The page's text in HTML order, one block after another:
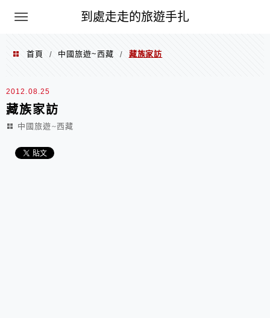
到處走走的旅遊手扎
首頁 / 中國旅遊~西藏 / 藏族家訪
2012.08.25
藏族家訪
中國旅遊~西藏